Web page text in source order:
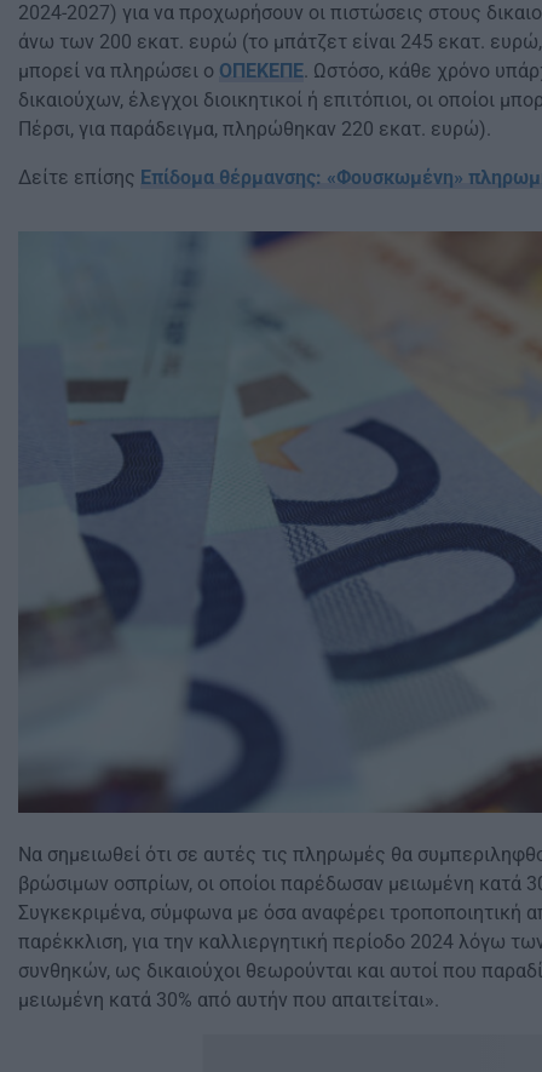
2024-2027) για να προχωρήσουν οι πιστώσεις στους
άνω των 200 εκατ. ευρώ (το μπάτζετ είναι 245 εκατ.
μπορεί να πληρώσει ο ΟΠΕΚΕΠΕ. Ωστόσο, κάθε χρόνο
δικαιούχων, έλεγχοι διοικητικοί ή επιτόπιοι, οι οποίοι
Πέρσι, για παράδειγμα, πληρώθηκαν 220 εκατ. ευρώ).
Δείτε επίσης Επίδομα θέρμανσης: «Φουσκωμένη»
Να σημειωθεί ότι σε αυτές τις πληρωμές θα
βρώσιμων οσπρίων, οι οποίοι παρέδωσαν μειωµένη κατά
Συγκεκριμένα, σύμφωνα µε όσα αναφέρει τροποποιητική
παρέκκλιση, για την καλλιεργητική περίοδο 2024 λόγω
συνθηκών, ως δικαιούχοι θεωρούνται και αυτοί που
μειωµένη κατά 30% από αυτήν που απαιτείται».